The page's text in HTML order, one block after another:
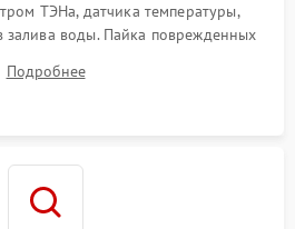
ТЭНа, датчика температуры,
залива воды. Пайка поврежденных
проводки и контактов.
Подробнее